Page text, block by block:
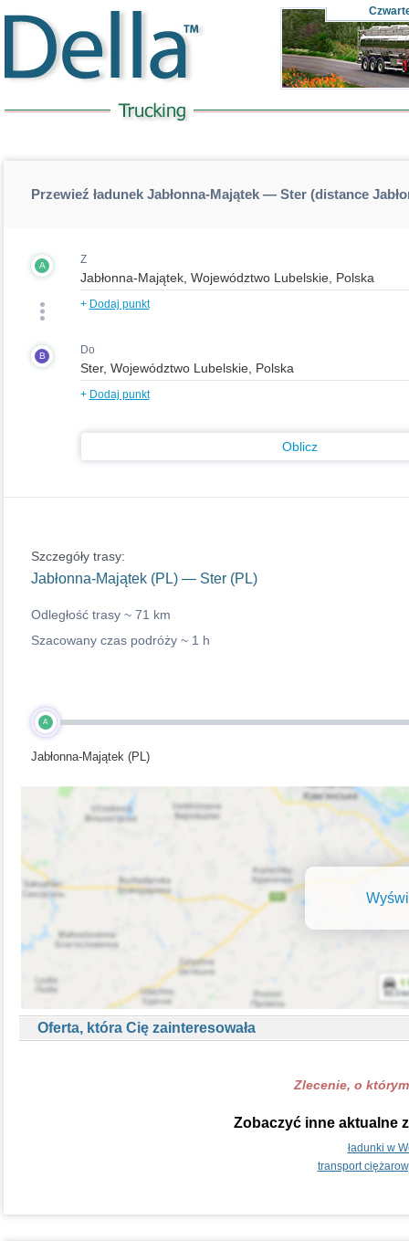
Przewieź ładunek Jabłonna-Majątek — Ster (distance
A Z
+ Dodaj punkt
B Do
+ Dodaj punkt
Oblicz
Szczegóły trasy:
Jabłonna-Majątek (PL) — Ster (PL)
Odległość trasy ~ 71 km
Szacowany czas podróży ~ 1 h
A
Jabłonna-Majątek (PL)
Oferta, która Cię zainteresowała
Zlecenie, o
Zobaczyć inne aktualne
ładunki w
transport